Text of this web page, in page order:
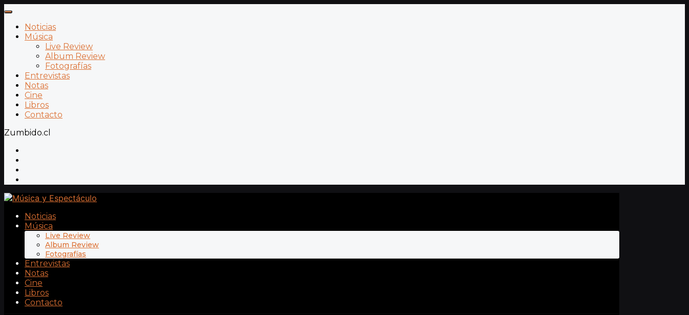
Noticias
Música
Live Review
Album Review
Fotografías
Entrevistas
Notas
Cine
Libros
Contacto
Zumbido.cl
Noticias
Música
Live Review
Album Review
Fotografías
Entrevistas
Notas
Cine
Libros
Contacto